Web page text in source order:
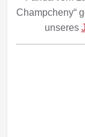
Champcheny“
unseres